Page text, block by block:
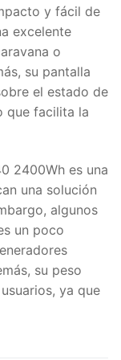
y fácil de
excelente
o
su pantalla
el estado de
que facilita la
2400Wh es una
una solución
algunos
un poco
su peso
ya que